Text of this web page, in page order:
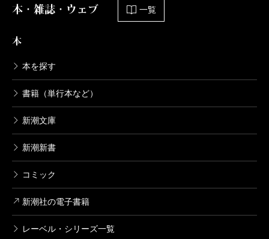
本・雑誌・ウェブ 一覧
本
本を探す
書籍（単行本など）
新潮文庫
新潮新書
コミック
新潮社の電子書籍
レーベル・シリーズ一覧